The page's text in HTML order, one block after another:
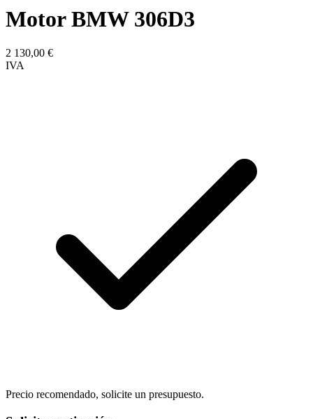
Motor BMW 306D3
2 130,00 €
IVA
Precio recomendado, solicite un presupuesto.